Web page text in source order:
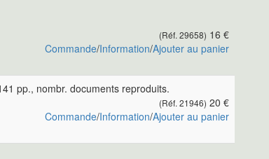
(Réf. 29658) 16 €
Commande/Information/Ajouter au panier
pp., nombr. documents reproduits.
(Réf. 21946) 20 €
Commande/Information/Ajouter au panier